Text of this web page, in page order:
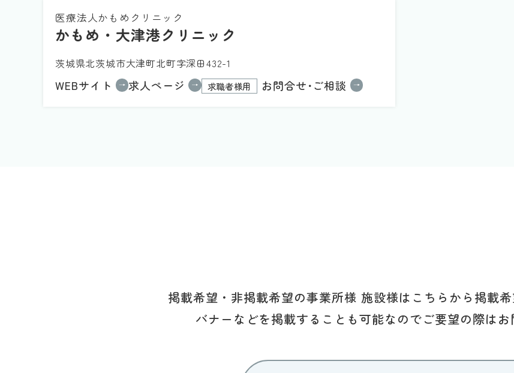
医療法人かもめクリニック
かもめ・大津港クリニック
茨城県北茨城市大津町北町字深田432-1
WEBサイト 求人ページ 求職者様用 お問合せ･ご相談
掲載希望・非掲載希望の事業所様 施設様はこちらから掲載希
バナーなどを掲載することも可能なのでご要望の際はお